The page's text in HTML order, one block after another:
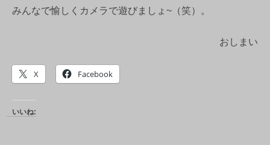
みんなで愉しくカメラで遊びましょ~（笑）。
おしまい
X Facebook
いいね: